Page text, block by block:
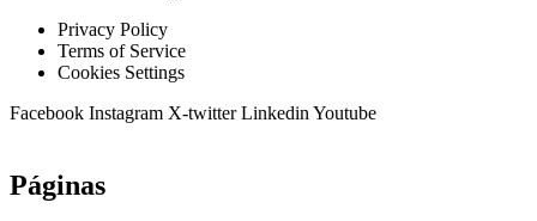
Privacy Policy
Terms of Service
Cookies Settings
Facebook Instagram X-twitter Linkedin Youtube
Páginas